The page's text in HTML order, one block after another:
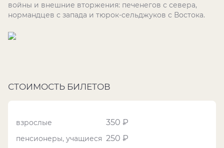
войны и внешние вторжения: печенегов с севера,
нормандцев с запада и тюрок-сельджуков с Востока.
СТОИМОСТЬ БИЛЕТОВ
взрослые 350 ₽
пенсионеры, учащиеся 250 ₽